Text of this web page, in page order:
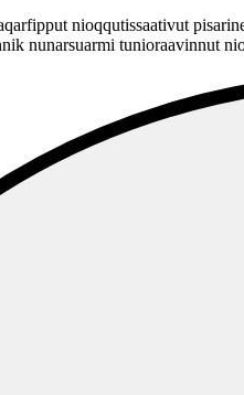
nioqqutissaativut
nunarsuarmi tunioraavinnut